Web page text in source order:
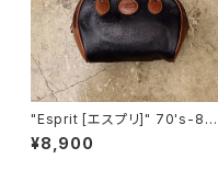
"Esprit [エスプリ]" 70's-8
0's 黒×茶革miniバッグ [BAV-1
0]
¥8,900